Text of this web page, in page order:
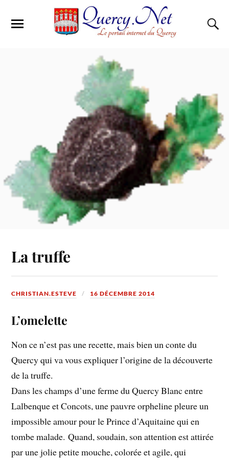
La truffe
CHRISTIAN.ESTEVE 16 DÉCEMBRE 2014
L’omelette
Non ce n’est pas une recette, mais bien un conte du
Quercy qui va vous expliquer l’origine de la découverte
de la truffe.
Dans les champs d’une ferme du Quercy Blanc entre
Lalbenque et Concots, une pauvre orpheline pleure un
impossible amour pour le Prince d’Aquitaine qui en
tombe malade. Quand, soudain, son attention est attirée
par une jolie petite mouche, colorée et agile, qui